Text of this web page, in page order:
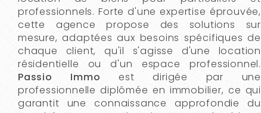
professionnels. Forte d'une expertise éprouvée,
cette agence propose des solutions sur
mesure, adaptées aux besoins spécifiques de
chaque client, qu'il s'agisse d'une location
résidentielle ou d'un espace professionnel.
Passio Immo est dirigée par une
professionnelle diplômée en immobilier, ce qui
garantit une connaissance approfondie du